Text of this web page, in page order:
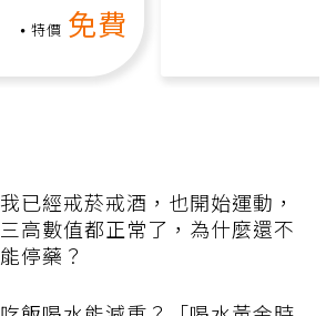
特價 免費
我已經戒菸戒酒，也開始運動，
三高數值都正常了，為什麼還不
能停藥？